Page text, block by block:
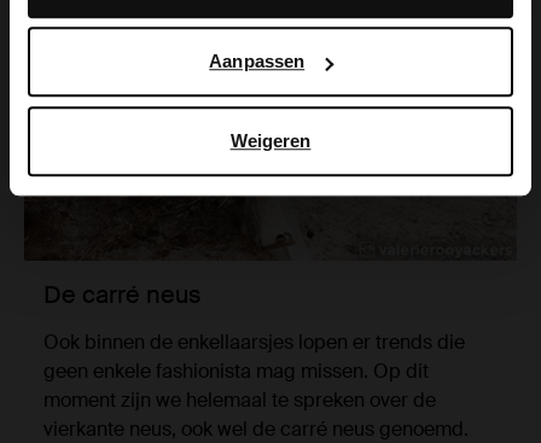
hoe Google uw persoonsgegevens gebruikt, vindt u op
Aanpassen
Weigeren
De carré neus
Ook binnen de enkellaarsjes lopen er trends die
geen enkele fashionista mag missen. Op dit
moment zijn we helemaal te spreken over de
vierkante neus, ook wel de carré neus genoemd.